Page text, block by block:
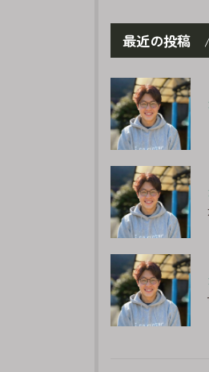
最近の投稿